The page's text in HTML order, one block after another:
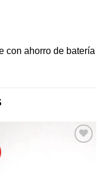
con ahorro de batería